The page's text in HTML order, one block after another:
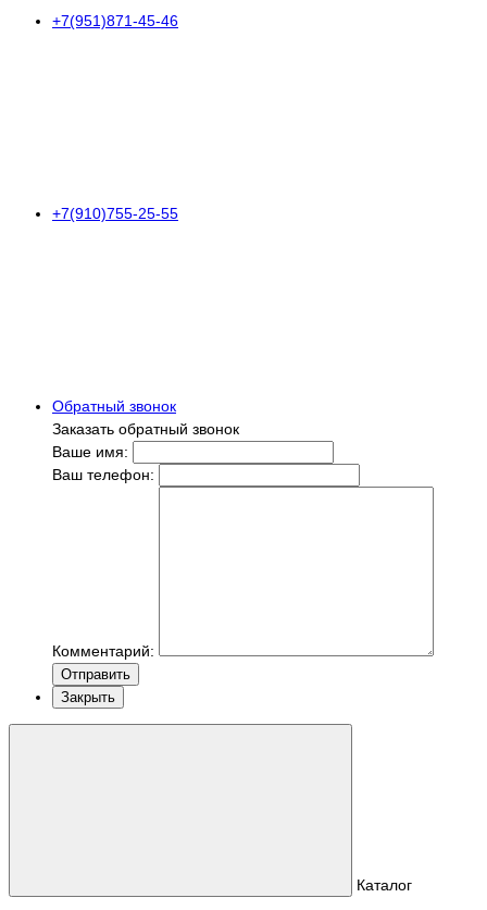
+7(951)871-45-46
+7(910)755-25-55
Обратный звонок
Заказать обратный звонок
Ваше имя:
Ваш телефон:
Комментарий:
Отправить
Закрыть
Каталог